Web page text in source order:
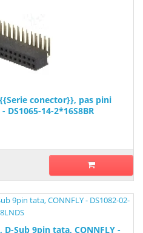
conector}}, pas pini
DS1065-14-2*16S8BR
Sub 9pin tata, CONNFLY -